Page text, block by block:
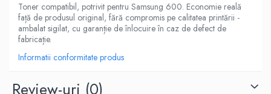
Toner compatibil, potrivit pentru Samsung 600. Economie reală
față de produsul original, fără compromis pe calitatea printării -
ambalat sigilat, cu garanție de înlocuire în caz de defect de
fabricație.
Informatii conformitate produs
Review-uri (0)